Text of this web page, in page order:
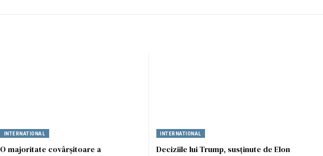
INTERNATIONAL
O majoritate covârșitoare a
INTERNATIONAL
Deciziile lui Trump, susținute de Elon